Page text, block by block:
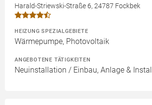
Harald-Striewski-Straße 6, 24787 Fockbek
HEIZUNG SPEZIALGEBIETE
Wärmepumpe, Photovoltaik
ANGEBOTENE TÄTIGKEITEN
Neuinstallation / Einbau, Anlage &